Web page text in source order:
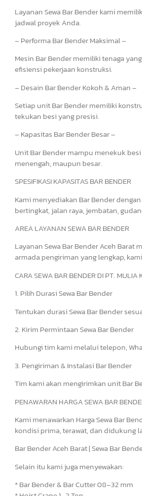
Layanan Sewa Bar Bender kami
jadwal proyek Anda.
– Performa Bar Bender Maksimal –
Mesin Bar Bender memiliki tenaga
efisiensi pekerjaan konstruksi.
– Desain Bar Bender Kokoh & Aman –
Setiap unit Bar Bender memiliki
tekukan besi yang presisi.
– Kapasitas Bar Bender Besar –
Unit Bar Bender mampu menekuk
menengah, maupun besar.
SPESIFIKASI KAPASITAS BAR BENDER
Kami menyediakan Bar Bender
bertingkat, jalan raya, jembatan,
AREA LAYANAN SEWA BAR BENDER
Layanan Sewa Bar Bender Aceh
armada pengiriman yang lengkap,
CARA SEWA BAR BENDER DI PT. MULIA
1. Pilih Durasi Sewa Bar Bender
Tentukan durasi Sewa Bar Bender
2. Kirim Permintaan Sewa Bar Bender
Hubungi tim kami melalui telepon,
3. Pengiriman & Instalasi Bar Bender
Tim kami akan mengirimkan unit Bar
PENAWARAN HARGA SEWA BAR
Kami menawarkan Harga Sewa Bar
kondisi prima, terawat, dan didukung
Bar Bender Aceh Barat | Sewa Bar
Selain itu kami juga menyewakan:
* Bar Bender & Bar Cutter 08–32 mm